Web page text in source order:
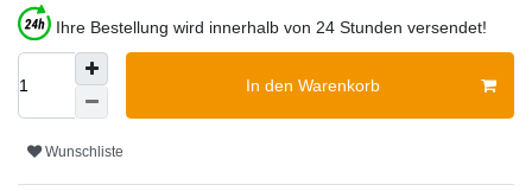
Ihre Bestellung wird innerhalb von 24 Stunden versendet!
In den Warenkorb
Wunschliste